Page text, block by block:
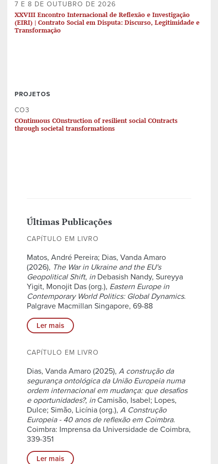
7 E 8 DE OUTUBRO DE 2026
XXVIII Encontro Internacional de Reflexão e Investigação
(EIRI) | Contrato Social em Disputa: Discurso, Legitimidade e
Transformação
PROJETOS
CO3
COntinuous COnstruction of resilient social COntracts
through societal transformations
Últimas Publicações
CAPÍTULO EM LIVRO
Matos, André Pereira; Dias, Vanda Amaro
(2026), The War in Ukraine and the EU's
Geopolitical Shift, in Debasish Nandy, Sureyya
Yigit, Monojit Das (org.), Eastern Europe in
Contemporary World Politics: Global Dynamics.
Palgrave Macmillan Singapore, 69-88
Ler mais
CAPÍTULO EM LIVRO
Dias, Vanda Amaro (2025), A construção da
segurança ontológica da União Europeia numa
ordem internacional em mudança: que desafios
e oportunidades?, in Camisão, Isabel; Lopes,
Dulce; Simão, Licínia (org.), A Construção
Europeia - 40 anos de reflexão em Coimbra.
Coimbra: Imprensa da Universidade de Coimbra,
339-351
Ler mais